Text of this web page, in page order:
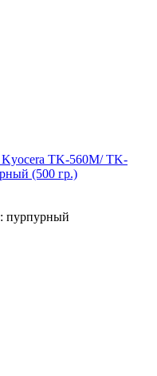
TK-560M/ TK-
(500 гр.)
пурпурный